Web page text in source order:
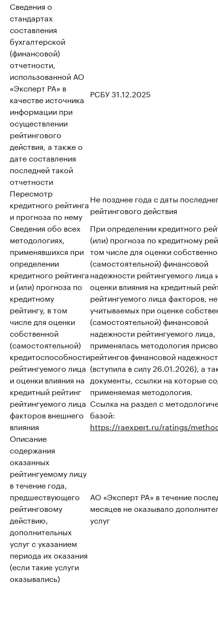
Сведения о
стандартах
составления
бухгалтерской
(финансовой)
отчетности,
использованной АО
«Эксперт РА» в
качестве источника
информации при
осуществлении
рейтингового
действия, а также о
дате составления
последней такой
отчетности
РСБУ 31.12.2025
Пересмотр
кредитного рейтинга
и прогноза по нему
Не позднее года с даты
рейтингового действия
Сведения обо всех
методологиях,
применявшихся при
определении
кредитного рейтинга
и (или) прогноза по
кредитному
рейтингу, в том
числе для оценки
собственной
(самостоятельной)
кредитоспособности
рейтингуемого лица
и оценки влияния на
кредитный рейтинг
рейтингуемого лица
факторов внешнего
влияния
При определении кредитного
(или) прогноза по кредитному
том числе для оценки
(самостоятельной) финансовой
надежности рейтингуемого лица
оценки влияния на кредитный
рейтингуемого лица факторов, не
учитываемых при оценке
(самостоятельной) финансовой
надежности рейтингуемого лица,
применялась методология
рейтингов финансовой
(вступила в силу 26.01.2026), а
документы, ссылки на которые
применяемая методология.
Ссылка на раздел с
базой:
https://raexpert.ru/ratings/
Описание
содержания
оказанных
рейтингуемому лицу
в течение года,
предшествующего
рейтинговому
действию,
дополнительных
услуг с указанием
периода их оказания
(если такие услуги
оказывались)
АО «Эксперт РА» в течение
месяцев не оказывало
услуг